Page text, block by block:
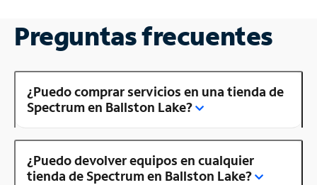
Preguntas frecuentes
¿Puedo comprar servicios en una tienda de
Spectrum en Ballston Lake?
¿Puedo devolver equipos en cualquier
tienda de Spectrum en Ballston Lake?